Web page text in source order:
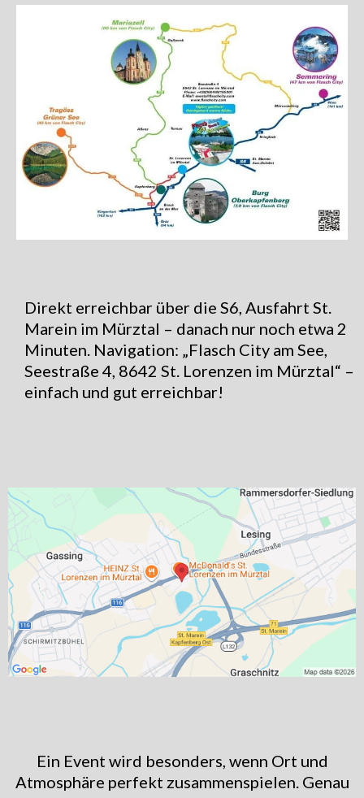
Direkt erreichbar über die S6, Ausfahrt St.
Marein im Mürztal – danach nur noch etwa 2
Minuten. Navigation: „Flasch City am See,
Seestraße 4, 8642 St. Lorenzen im Mürztal“ –
einfach und gut erreichbar!
Ein Event wird besonders, wenn Ort und
Atmosphäre perfekt zusammenspielen. Genau